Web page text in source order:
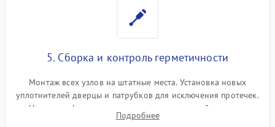
5. Сборка и контроль герметичности
Монтаж всех узлов на штатные места. Установка новых
уплотнителей дверцы и патрубков для исключения протечек.
Надежная фиксация хомутов гидравлической системы,
сборка корпуса и установка датчика поплавка.
Подробнее